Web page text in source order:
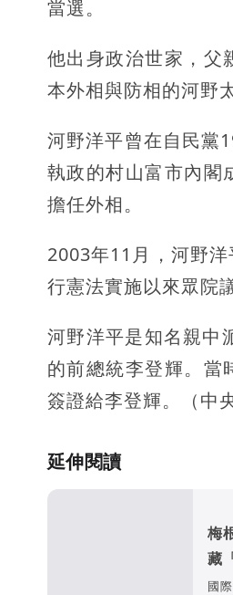
當選。
他出身政治世家，父
本外相與防相的河野
河野洋平曾在自民黨
執政的村山富市內閣
擔任外相。
2003年11月，河野
行憲法實施以來眾院
河野洋平是知名親中
的前總統李登輝。當
簽證給李登輝。（中
延伸閱讀
梅
藏
國際